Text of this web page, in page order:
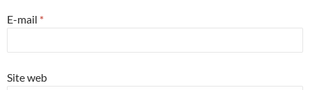
E-mail *
Site web